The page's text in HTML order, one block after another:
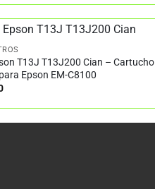
T13J T13J200 Cian – Cartucho
Epson EM-C8100